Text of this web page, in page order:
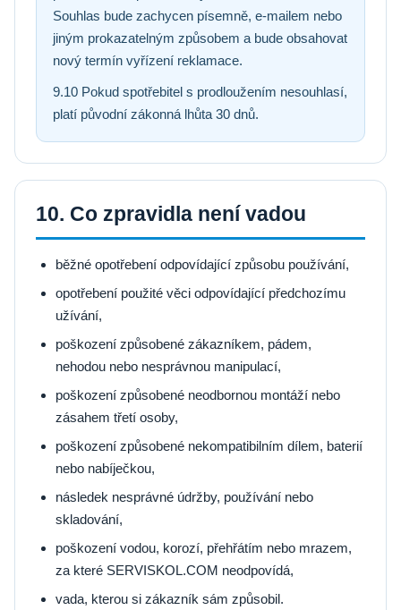
Souhlas bude zachycen písemně, e-mailem nebo
jiným prokazatelným způsobem a bude obsahovat
nový termín vyřízení reklamace.
9.10 Pokud spotřebitel s prodloužením nesouhlasí,
platí původní zákonná lhůta 30 dnů.
10. Co zpravidla není vadou
běžné opotřebení odpovídající způsobu používání,
opotřebení použité věci odpovídající předchozímu
užívání,
poškození způsobené zákazníkem, pádem,
nehodou nebo nesprávnou manipulací,
poškození způsobené neodbornou montáží nebo
zásahem třetí osoby,
poškození způsobené nekompatibilním dílem, baterií
nebo nabíječkou,
následek nesprávné údržby, používání nebo
skladování,
poškození vodou, korozí, přehřátím nebo mrazem,
za které SERVISKOL.COM neodpovídá,
vada, kterou si zákazník sám způsobil.